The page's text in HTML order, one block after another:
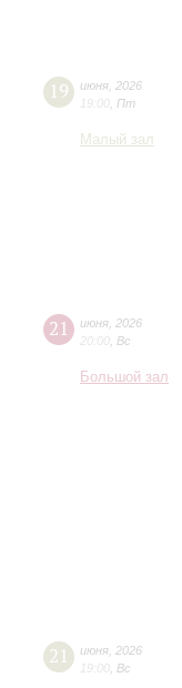
19 июня 2026
19:00 Пт
Малый зал
21 июня 2026
20:00 Вс
Большой зал
21 июня 2026
19:00 Вс